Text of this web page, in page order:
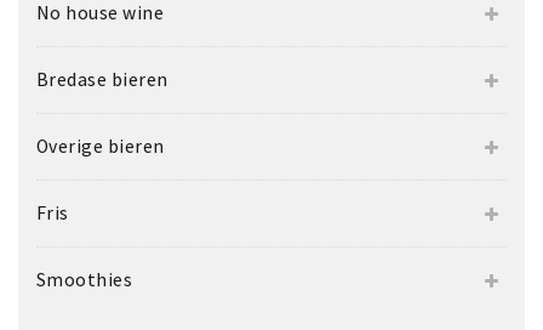
No house wine
Bredase bieren
Overige bieren
Fris
Smoothies